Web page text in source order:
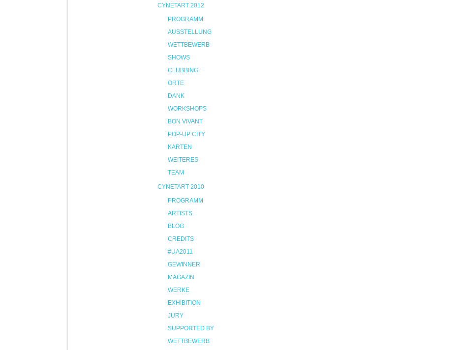
CYNETART 2012
PROGRAMM
AUSSTELLUNG
WETTBEWERB
SHOWS
CLUBBING
ORTE
DANK
WORKSHOPS
BON VIVANT
POP-UP CITY
KARTEN
WEITERES
TEAM
CYNETART 2010
PROGRAMM
ARTISTS
BLOG
CREDITS
#UA2011
GEWINNER
MAGAZIN
WERKE
EXHIBITION
JURY
SUPPORTED BY
WETTBEWERB